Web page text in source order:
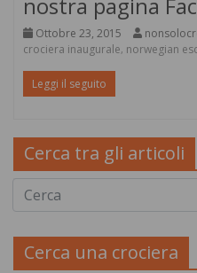
Ottobre 23, 2015
crociera inaugurale, norwegian
Leggi il seguito
Cerca tra gli articoli
Cerca una crociera